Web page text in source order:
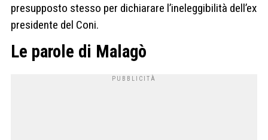
presupposto stesso per dichiarare l’ineleggibilità dell’ex
presidente del Coni.
Le parole di Malagò